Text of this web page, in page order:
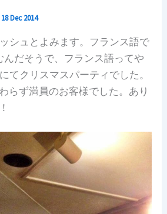
18 Dec 2014
シュとよみます。フランス語で
んだそうで、フランス語ってや
てクリスマスパーティでした。
らず満員のお客様でした。あり